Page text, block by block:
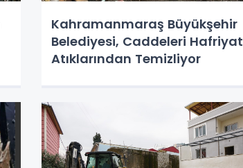
Kahramanmaraş Büyükşehir
Belediyesi, Caddeleri Hafriyat
Atıklarından Temizliyor